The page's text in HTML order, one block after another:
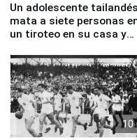
Un adolescente tailandés
mata a siete personas
un tiroteo en su casa y
10